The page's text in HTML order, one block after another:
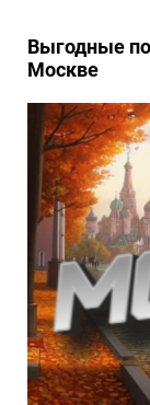
Выгодные
Москве